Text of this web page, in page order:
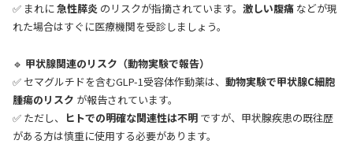
✅ まれに急性膵炎 のリスクが指摘されています。 激しい腹痛 などが現
れた場合はすぐに医療機関を受診しましょう。
🔹 甲状腺関連のリスク（動物実験で報告）
✅ セマグルチドを含むGLP-1受容体作動薬は、 動物実験で甲状腺C細胞
腫瘍のリスク が報告されています。
✅ ただし、
ヒトでの明確な関連性は不明 ですが、甲状腺疾患の既往歴
がある方は慎重に使用する必要があります。